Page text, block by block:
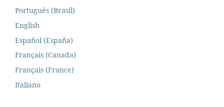
Português (Brasil)
English
Español (España)
Français (Canada)
Français (France)
Italiano